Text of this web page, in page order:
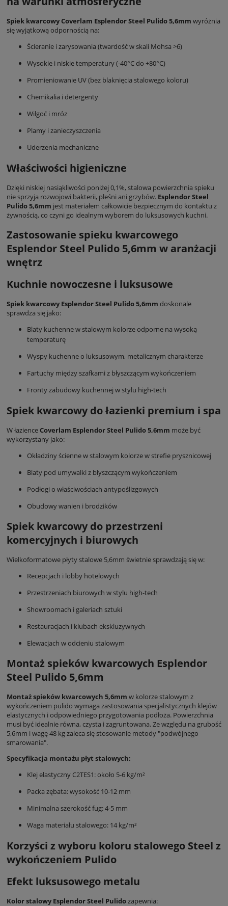
Spiek kwarcowy Coverlam Esplendor Steel Pulido 5,6mm wyróżnia
się wyjątkową odpornością na:
Ścieranie i zarysowania (twardość w skali Mohsa >6)
Wysokie i niskie temperatury (-40°C do +80°C)
Promieniowanie UV (bez blaknięcia stalowego koloru)
Chemikalia i detergenty
Wilgoć i mróz
Plamy i zanieczyszczenia
Uderzenia mechaniczne
Właściwości higieniczne
Dzięki niskiej nasiąkliwości poniżej 0,1%, stalowa powierzchnia spieku
nie sprzyja rozwojowi bakterii, pleśni ani grzybów. Esplendor Steel
Pulido 5,6mm jest materiałem całkowicie bezpiecznym do kontaktu z
żywnością, co czyni go idealnym wyborem do luksusowych kuchni.
Zastosowanie spieku kwarcowego
Esplendor Steel Pulido 5,6mm w aranżacji
wnętrz
Kuchnie nowoczesne i luksusowe
Spiek kwarcowy Esplendor Steel Pulido 5,6mm doskonale
sprawdza się jako:
Blaty kuchenne w stalowym kolorze odporne na wysoką
temperaturę
Wyspy kuchenne o luksusowym, metalicznym charakterze
Fartuchy między szafkami z błyszczącym wykończeniem
Fronty zabudowy kuchennej w stylu high-tech
Spiek kwarcowy do łazienki premium i spa
W łazienceCoverlam Esplendor Steel Pulido 5,6mm może być
wykorzystany jako:
Okładziny ścienne w stalowym kolorze w strefie prysznicowej
Blaty pod umywalki z błyszczącym wykończeniem
Podłogi o właściwościach antypoślizgowych
Obudowy wanien i brodzików
Spiek kwarcowy do przestrzeni
komercyjnych i biurowych
Wielkoformatowe płyty stalowe 5,6mm świetnie sprawdzają się w:
Recepcjach i lobby hotelowych
Przestrzeniach biurowych w stylu high-tech
Showroomach i galeriach sztuki
Restauracjach i klubach ekskluzywnych
Elewacjach w odcieniu stalowym
Montaż spieków kwarcowych Esplendor
Steel Pulido 5,6mm
Montaż spieków kwarcowych 5,6mm w kolorze stalowym z
wykończeniem pulido wymaga zastosowania specjalistycznych klejów
elastycznych i odpowiedniego przygotowania podłoża. Powierzchnia
musi być idealnie równa, czysta i zagruntowana. Ze względu na grubość
5,6mm i wagę 48 kg zaleca się stosowanie metody "podwójnego
smarowania".
Specyfikacja montażu płyt stalowych:
Klej elastyczny C2TES1: około 5-6 kg/m²
Packa zębata: wysokość 10-12 mm
Minimalna szerokość fug: 4-5 mm
Waga materiału stalowego: 14 kg/m²
Korzyści z wyboru koloru stalowego Steel z
wykończeniem Pulido
Efekt luksusowego metalu
Kolor stalowy Esplendor Steel Pulidozapewnia: